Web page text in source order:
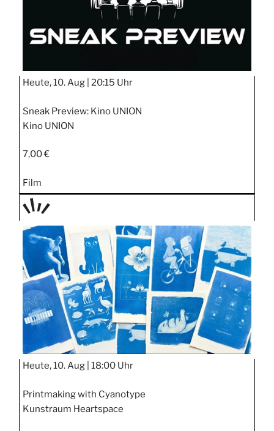
Heute, 10. Aug | 20:15 Uhr
Sneak Preview: Kino UNION
Kino UNION
7,00 €
Film
TAGE
STIPP
Heute, 10. Aug | 18:00 Uhr
Printmaking with Cyanotype
Kunstraum Heartspace